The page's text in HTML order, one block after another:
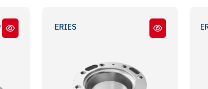
LM - TM SERİ -
LM - TA SERİ - LM - TA SERIES - ABS